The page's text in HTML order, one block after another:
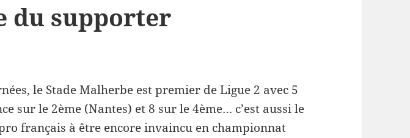
du supporter
le Stade Malherbe est premier de Ligue 2 avec 5
sur le 2ème (Nantes) et 8 sur le 4ème… c’est aussi le
français à être encore invaincu en championnat